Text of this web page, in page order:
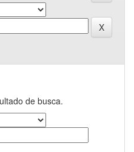
de busca.